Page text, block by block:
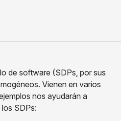
de software (SDPs, por sus
Vienen en varios
nos ayudarán a
SDPs: